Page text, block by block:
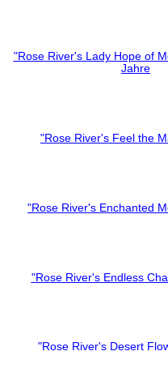
"Rose River's Lady Hope of
Jahre
"Rose River's Feel the
"Rose River's Enchanted
"Rose River's Endless
"Rose River's Desert